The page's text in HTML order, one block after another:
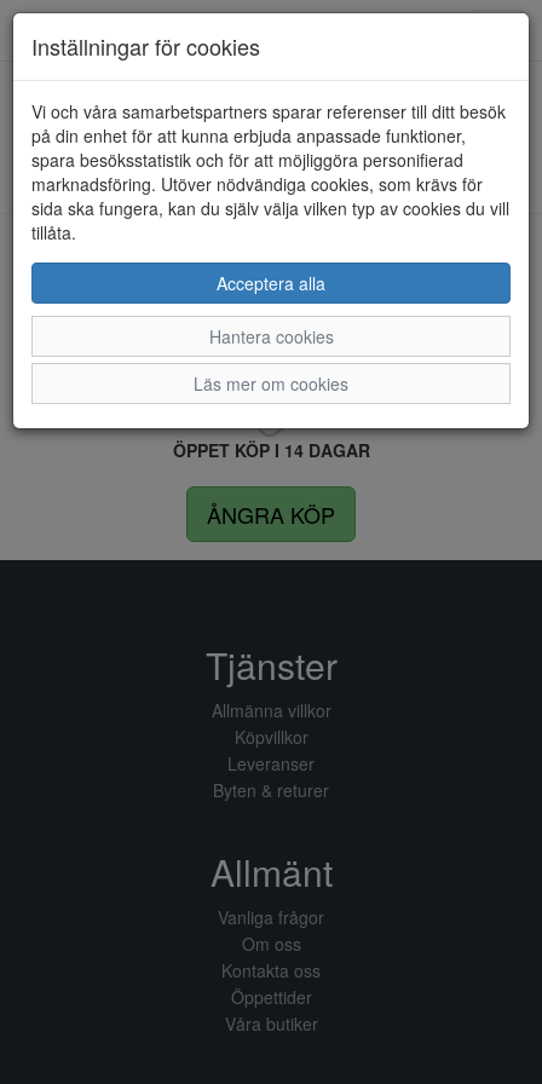
HEM TAMARIS
Kunde inte hitta några artiklar...
LEVERANS INOM 4 DAGAR INOM SVERIGE
FRI FRAKT VID KÖP ÖVER 1.500 KR
ÖPPET KÖP I 14 DAGAR
ÅNGRA KÖP
Inställningar för cookies
Vi och våra samarbetspartners sparar referenser till ditt besök
på din enhet för att kunna erbjuda anpassade funktioner,
spara besöksstatistik och för att möjliggöra personifierad
marknadsföring. Utöver nödvändiga cookies, som krävs för
sida ska fungera, kan du själv välja vilken typ av cookies du vill
tillåta.
Acceptera alla
Hantera cookies
Läs mer om cookies
Tjänster
Allmänna villkor
Köpvillkor
Leveranser
Byten & returer
Allmänt
Vanliga frågor
Om oss
Kontakta oss
Öppettider
Våra butiker